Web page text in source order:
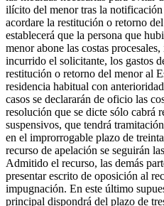
ilícito del menor tras la notificación
acordare la restitución o retorno
establecerá que la persona que
menor abone las costas
incurrido el solicitante, los gastos
restitución o retorno del menor al
residencia habitual con
casos se declararán de oficio las
resolución que se dicte sólo cabrá
suspensivos, que tendrá
en el improrrogable plazo de
recurso de apelación se seguirán
Admitido el recurso, las demás
presentar escrito de oposición al
impugnación. En este último
principal dispondrá del plazo de